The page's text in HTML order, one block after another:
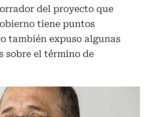
del proyecto que
tiene puntos
también expuso algunas
sobre el término de